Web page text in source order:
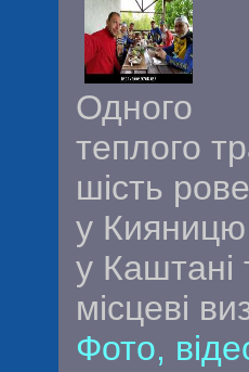
Одного
теплого
шість
у Кияницю
у Каштані
місцеві
Фото,